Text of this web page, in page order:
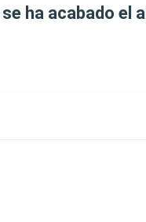
ha acabado el